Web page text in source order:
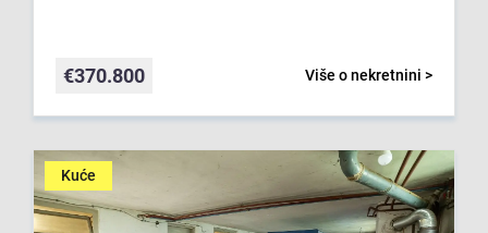
Više o nekretnini >
€370.800
Kuće